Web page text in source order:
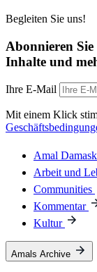
Begleiten Sie uns!
Abonnieren
Inhalte und
Ihre E-Mail
Mit einem Klick
Amal
Arbeit und
Communities
Kommentar
Kultur
Amals Archive